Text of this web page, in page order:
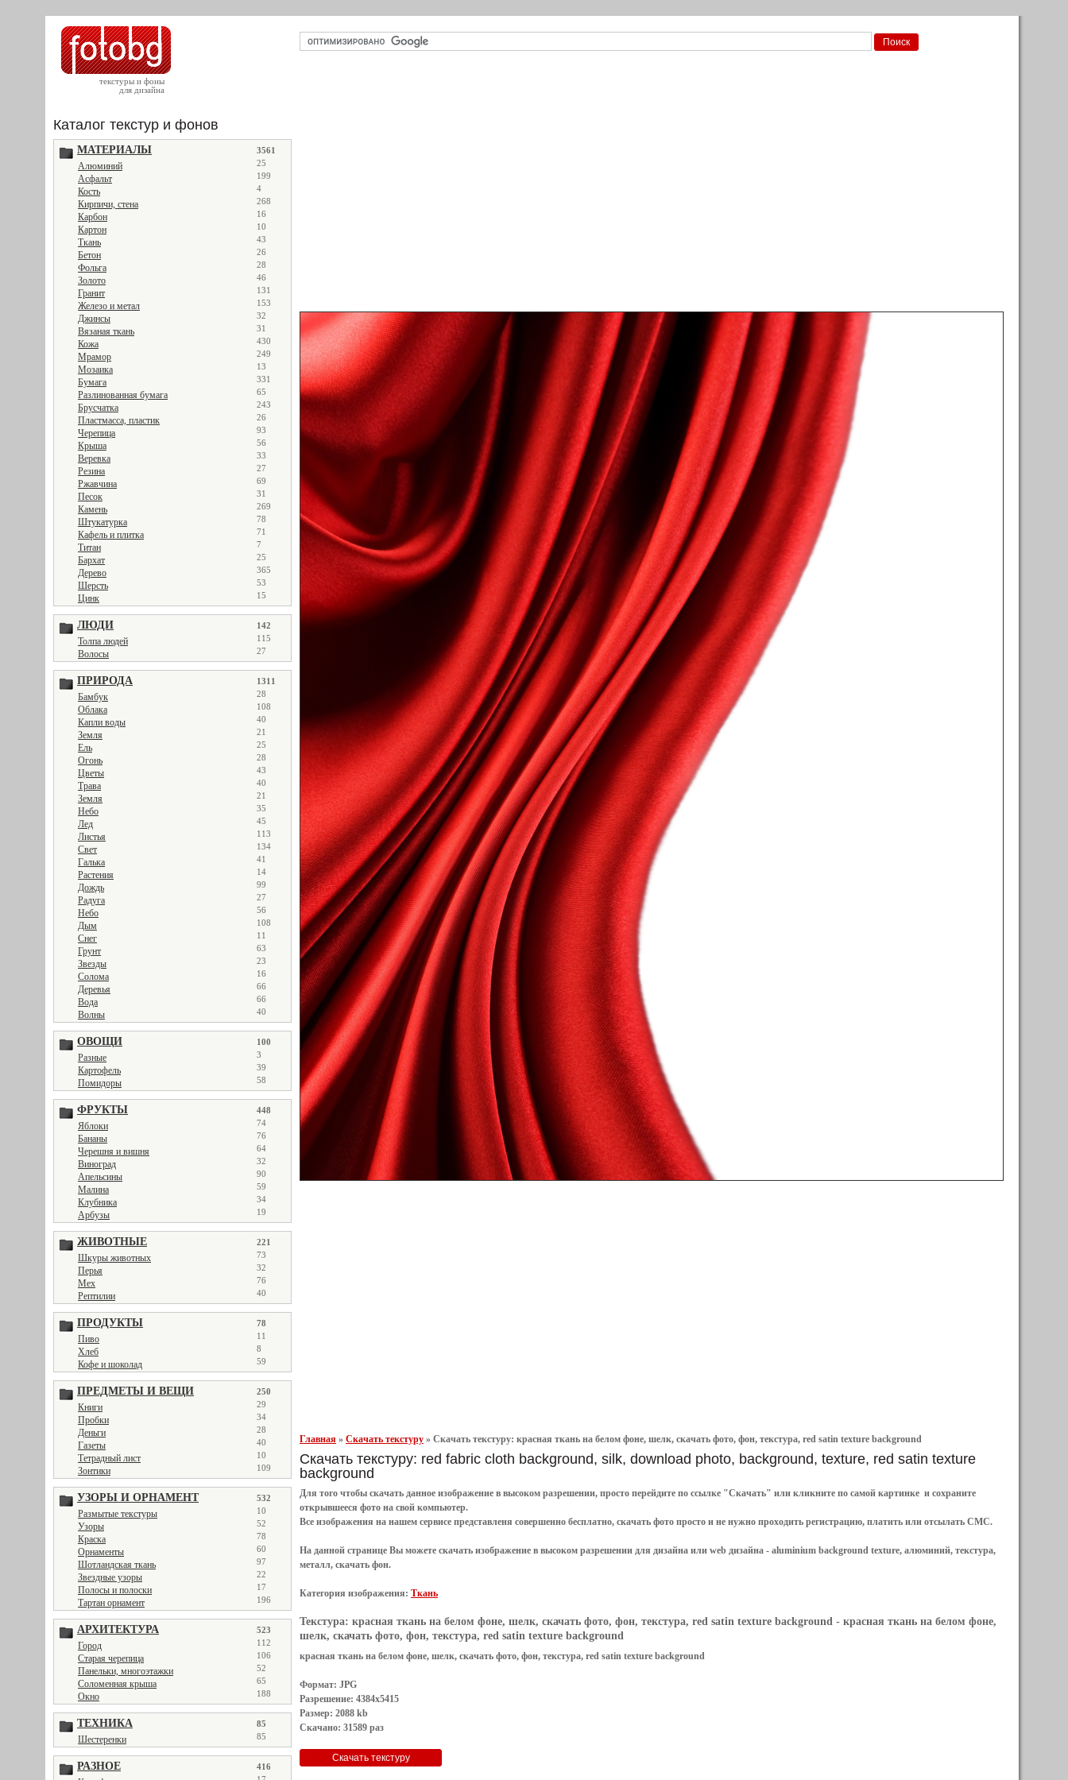
текстуры и фоны
для дизайна
Каталог текстур и фонов
МАТЕРИАЛЫ 3561
Алюминий 25
Асфальт 199
Кость 4
Кирпичи, стена 268
Карбон 16
Картон 10
Ткань 43
Бетон 26
Фольга 28
Золото 46
Гранит 131
Железо и метал 153
Джинсы 32
Вязаная ткань 31
Кожа 430
Мрамор 249
Мозаика 13
Бумага 331
Разлинованная бумага 65
Брусчатка 243
Пластмасса, пластик 26
Черепица 93
Крыша 56
Веревка 33
Резина 27
Ржавчина 69
Песок 31
Камень 269
Штукатурка 78
Кафель и плитка 71
Титан 7
Бархат 25
Дерево 365
Шерсть 53
Цинк 15
ЛЮДИ 142
Толпа людей 115
Волосы 27
ПРИРОДА 1311
Бамбук 28
Облака 108
Капли воды 40
Земля 21
Ель 25
Огонь 28
Цветы 43
Трава 40
Земля 21
Небо 35
Лед 45
Листья 113
Свет 134
Галька 41
Растения 14
Дождь 99
Радуга 27
Небо 56
Дым 108
Снег 11
Грунт 63
Звезды 23
Солома 16
Деревья 66
Вода 66
Волны 40
ОВОЩИ 100
Разные 3
Картофель 39
Помидоры 58
ФРУКТЫ 448
Яблоки 74
Бананы 76
Черешня и вишня 64
Виноград 32
Апельсины 90
Малина 59
Клубника 34
Арбузы 19
ЖИВОТНЫЕ 221
Шкуры животных 73
Перья 32
Мех 76
Рептилии 40
ПРОДУКТЫ 78
Пиво 11
Хлеб 8
Кофе и шоколад 59
ПРЕДМЕТЫ И ВЕЩИ 250
Книги 29
Пробки 34
Деньги 28
Газеты 40
Тетрадный лист 10
Зонтики 109
УЗОРЫ И ОРНАМЕНТ 532
Размытые текстуры 10
Узоры 52
Краска 78
Орнаменты 60
Шотландская ткань 97
Звездные узоры 22
Полосы и полоски 17
Тартан орнамент 196
АРХИТЕКТУРА 523
Город 112
Старая черепица 106
Панельки, многоэтажки 52
Соломенная крыша 65
Окно 188
ТЕХНИКА 85
Шестеренки 85
РАЗНОЕ 416
Главная » Скачать текстуру » Скачать текстуру: красная ткань на белом фоне, шелк, скачать фото, фон, текстура, red satin texture background
Скачать текстуру: red fabric cloth background, silk, download photo, background, texture, red satin texture
background
Для того чтобы скачать данное изображение в высоком разрешении, просто перейдите по ссылке "Скачать" или кликните по самой картинке и сохраните
открывшееся фото на свой компьютер.
Все изображения на нашем сервисе представленя совершенно бесплатно, скачать фото просто и не нужно проходить регистрацию, платить или отсылать СМС.
На данной странице Вы можете скачать изображение в высоком разрешении для дизайна или web дизайна - aluminium background texture, алюминий, текстура,
металл, скачать фон.
Категория изображения: Ткань
Текстура: красная ткань на белом фоне, шелк, скачать фото, фон, текстура, red satin texture background - красная ткань на белом фоне,
шелк, скачать фото, фон, текстура, red satin texture background
красная ткань на белом фоне, шелк, скачать фото, фон, текстура, red satin texture background
Формат: JPG
Разрешение: 4384x5415
Размер: 2088 kb
Скачано: 31589 раз